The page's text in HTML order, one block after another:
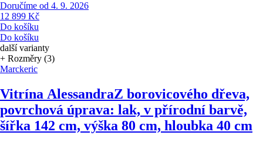
Doručíme od 4. 9. 2026
12 899 Kč
Do košíku
Do košíku
další varianty
+ Rozměry (3)
Marckeric
Vitrína AlessandraZ borovicového dřeva,
povrchová úprava: lak, v přírodní barvě,
šířka 142 cm, výška 80 cm, hloubka 40 cm